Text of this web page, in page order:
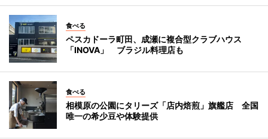
食べる
ペスカドーラ町田、成瀬に複合型クラブハウス
「INOVA」 ブラジル料理店も
食べる
相模原の公園にタリーズ「店内焙煎」旗艦店 全国
唯一の希少豆や体験提供